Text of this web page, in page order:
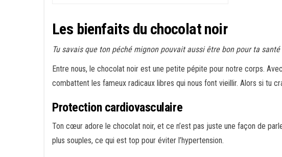
Les bienfaits du chocolat noir
Tu savais que ton péché mignon pouvait aussi être bon pour ta
Entre nous, le chocolat noir est une petite pépite pour notre corps.
combattent les fameux radicaux libres qui nous font vieillir. Alors si tu
Protection cardiovasculaire
Ton cœur adore le chocolat noir, et ce n’est pas juste une façon de
plus souples, ce qui est top pour éviter l’hypertension.